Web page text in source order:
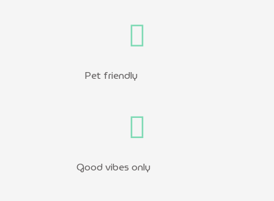
Pet friendly
Good vibes only